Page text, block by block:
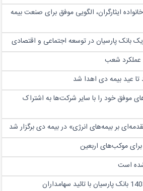
ایثارگران، الگویی موفق برای صنعت بیمه
بانک پارسیان در توسعه اجتماعی و اقتصادی
عملکرد شعب
عید بیمه دی اهدا شد
موفق خود را با سایر شرکت‌ها به اشتراک
بر بیمه‌های انرژی» در بیمه دی برگزار شد
موکب‌های اربعین
است